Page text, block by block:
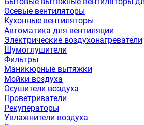
Осевые вентиляторы
Кухонные вентиляторы
Автоматика для вентиляции
Электрические воздухонагреватели
Шумоглушители
Фильтры
Маникюрные вытяжки
Мойки воздуха
Осушители воздуха
Проветриватели
Рекуператоры
Увлажнители воздуха